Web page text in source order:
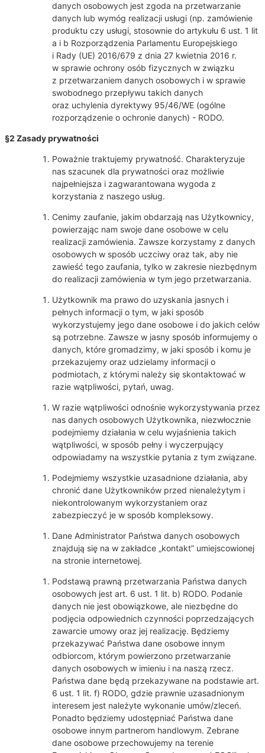
danych osobowych jest zgoda na przetwarzanie
danych lub wymóg realizacji usługi (np. zamówienie
produktu czy usługi, stosownie do artykułu 6 ust. 1 lit
a i b Rozporządzenia Parlamentu Europejskiego
i Rady (UE) 2016/679 z dnia 27 kwietnia 2016 r.
w sprawie ochrony osób fizycznych w związku
z przetwarzaniem danych osobowych i w sprawie
swobodnego przepływu takich danych
oraz uchylenia dyrektywy 95/46/WE (ogólne
rozporządzenie o ochronie danych) - RODO.
§2 Zasady prywatności
Poważnie traktujemy prywatność. Charakteryzuje
nas szacunek dla prywatności oraz możliwie
najpełniejsza i zagwarantowana wygoda z
korzystania z naszego usług.
Cenimy zaufanie, jakim obdarzają nas Użytkownicy,
powierzając nam swoje dane osobowe w celu
realizacji zamówienia. Zawsze korzystamy z danych
osobowych w sposób uczciwy oraz tak, aby nie
zawieść tego zaufania, tylko w zakresie niezbędnym
do realizacji zamówienia w tym jego przetwarzania.
Użytkownik ma prawo do uzyskania jasnych i
pełnych informacji o tym, w jaki sposób
wykorzystujemy jego dane osobowe i do jakich celów
są potrzebne. Zawsze w jasny sposób informujemy o
danych, które gromadzimy, w jaki sposób i komu je
przekazujemy oraz udzielamy informacji o
podmiotach, z którymi należy się skontaktować w
razie wątpliwości, pytań, uwag.
W razie wątpliwości odnośnie wykorzystywania przez
nas danych osobowych Użytkownika, niezwłocznie
podejmiemy działania w celu wyjaśnienia takich
wątpliwości, w sposób pełny i wyczerpujący
odpowiadamy na wszystkie pytania z tym związane.
Podejmiemy wszystkie uzasadnione działania, aby
chronić dane Użytkowników przed nienależytym i
niekontrolowanym wykorzystaniem oraz
zabezpieczyć je w sposób kompleksowy.
Dane Administrator Państwa danych osobowych
znajdują się na w zakładce „kontakt” umiejscowionej
na stronie internetowej.
Podstawą prawną przetwarzania Państwa danych
osobowych jest art. 6 ust. 1 lit. b) RODO. Podanie
danych nie jest obowiązkowe, ale niezbędne do
podjęcia odpowiednich czynności poprzedzających
zawarcie umowy oraz jej realizację. Będziemy
przekazywać Państwa dane osobowe innym
odbiorcom, którym powierzono przetwarzanie
danych osobowych w imieniu i na naszą rzecz.
Państwa dane będą przekazywane na podstawie art.
6 ust. 1 lit. f) RODO, gdzie prawnie uzasadnionym
interesem jest należyte wykonanie umów/zleceń.
Ponadto będziemy udostępniać Państwa dane
osobowe innym partnerom handlowym. Zebrane
dane osobowe przechowujemy na terenie